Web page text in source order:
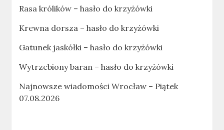
Rasa królików – hasło do krzyżówki
Krewna dorsza – hasło do krzyżówki
Gatunek jaskółki – hasło do krzyżówki
Wytrzebiony baran – hasło do krzyżówki
Najnowsze wiadomości Wrocław – Piątek
07.08.2026